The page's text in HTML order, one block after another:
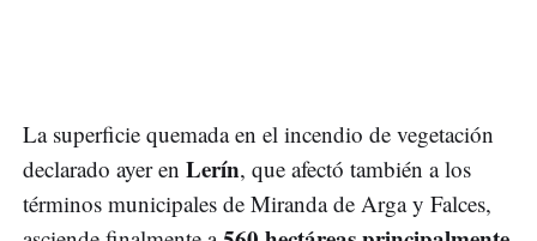
La superficie quemada en el incendio de vegetación
declarado ayer en Lerín, que afectó también a los
términos municipales de Miranda de Arga y Falces,